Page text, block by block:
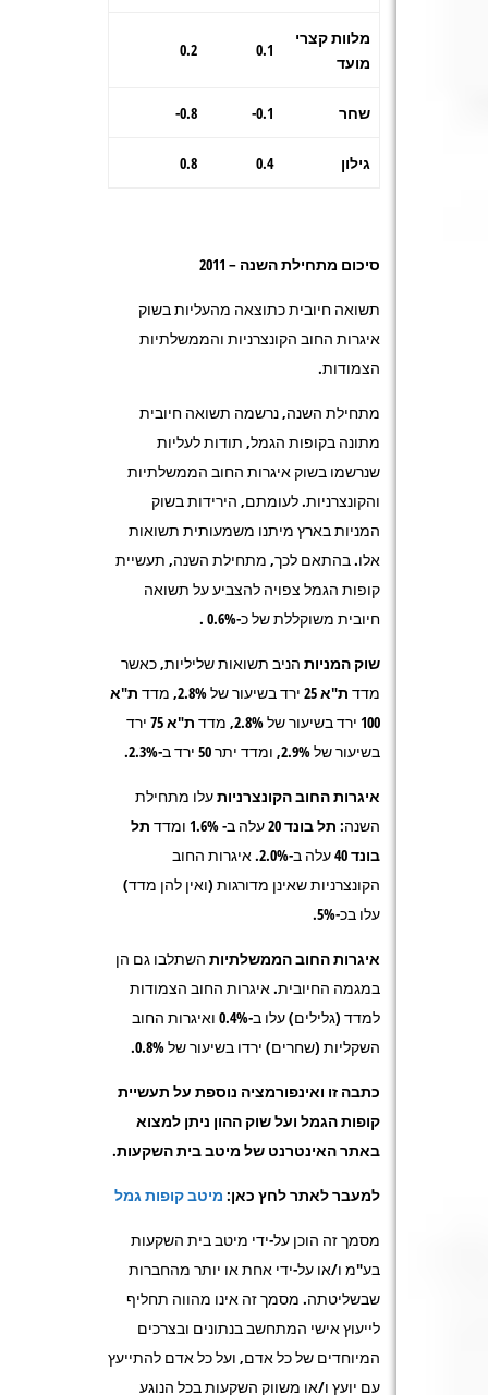
מלוות קצרי
מועד
0.1
0.2
שחר 0.1-
0.8-
גילון 0.4
0.8
סיכום מתחילת השנה – 2011
תשואה חיובית כתוצאה מהעליות בשוק
איגרות החוב הקונצרניות והממשלתיות
הצמודות.
מתחילת השנה, נרשמה תשואה חיובית
מתונה בקופות הגמל, תודות לעליות
שנרשמו בשוק איגרות החוב הממשלתיות
והקונצרניות. לעומתם, הירידות בשוק
המניות בארץ מיתנו משמעותית תשואות
אלו. בהתאם לכך, מתחילת השנה, תעשיית
קופות הגמל צפויה להצביע על תשואה
חיובית משוקללת של כ-0.6% .
שוק המניות הניב תשואות שליליות, כאשר
מדד ת"א25 ירד בשיעור של 2.8%, מדד
ת"א
100 ירד בשיעור של 2.8%, מדד ת"א 75
ירד
בשיעור של 2.9%, ומדד יתר 50 ירד ב-2.3%.
איגרות החוב הקונצרניותעלו מתחילת
השנה: תל בונד 20 עלה ב- 1.6% ומדד
תל
בונד 40
עלה ב-2.0%. איגרות החוב
הקונצרניות שאינן מדורגות (ואין להן מדד)
עלו בכ-5%.
איגרות החוב הממשלתיות השתלבו גם הן
במגמה החיובית. איגרות החוב הצמודות
למדד (גלילים) עלו ב-0.4% ואיגרות החוב
השקליות (שחרים) ירדו בשיעור של 0.8%.
כתבה זו ואינפורמציה נוספת על תעשיית
קופות הגמל ועל שוק ההון ניתן למצוא
באתר האינטרנט של מיטב בית השקעות.
למעבר לאתר לחץ כאן: מיטב קופות גמל
מסמך זה הוכן על-ידי מיטב בית השקעות
בע"מ ו/או על-ידי אחת או יותר מהחברות
שבשליטתה. מסמך זה אינו מהווה תחליף
לייעוץ אישי המתחשב בנתונים ובצרכים
המיוחדים של כל אדם, ועל כל אדם להתייעץ
עם יועץ ו/או משווק השקעות בכל הנוגע